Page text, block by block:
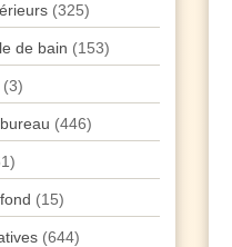
(325)
de bain (153)
(3)
(446)
(15)
(644)